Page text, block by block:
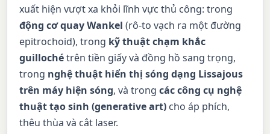
xuất hiện vượt xa khỏi lĩnh vực thủ công: trong
động cơ quay Wankel (rô-to vạch ra một đường
epitrochoid), trong kỹ thuật chạm khắc
guillochétrên tiền giấy và đồng hồ sang trọng,
trong nghệ thuật hiển thị sóng dạng Lissajous
trên máy hiện sóng, và trongcác công cụ nghệ
thuật tạo sinh (generative art) cho áp phích,
thêu thùa và cắt laser.